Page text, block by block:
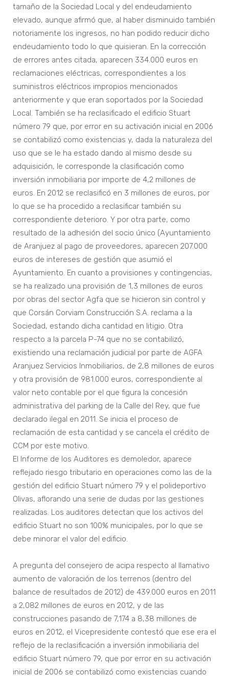
tamaño de la Sociedad Local y del endeudamiento
elevado, aunque afirmó que, al haber disminuido también
notoriamente los ingresos, no han podido reducir dicho
endeudamiento todo lo que quisieran. En la corrección
de errores antes citada, aparecen 334.000 euros en
reclamaciones eléctricas, correspondientes a los
suministros eléctricos impropios mencionados
anteriormente y que eran soportados por la Sociedad
Local. También se ha reclasificado el edificio Stuart
número 79 que, por error en su activación inicial en 2006
se contabilizó como existencias y, dada la naturaleza del
uso que se le ha estado dando al mismo desde su
adquisición, le corresponde la clasificación como
inversión inmobiliaria por importe de 4,2 millones de
euros. En 2012 se reclasificó en 3 millones de euros, por
lo que se ha procedido a reclasificar también su
correspondiente deterioro. Y por otra parte, como
resultado de la adhesión del socio único (Ayuntamiento
de Aranjuez al pago de proveedores, aparecen 207.000
euros de intereses de gestión que asumió el
Ayuntamiento. En cuanto a provisiones y contingencias,
se ha realizado una provisión de 1,3 millones de euros
por obras del sector Agfa que se hicieron sin control y
que Corsán Corviam Construcción S.A. reclama a la
Sociedad, estando dicha cantidad en litigio. Otra
respecto a la parcela P-74 que no se contabilizó,
existiendo una reclamación judicial por parte de AGFA
Aranjuez Servicios Inmobiliarios, de 2,8 millones de euros
y otra provisión de 981.000 euros, correspondiente al
valor neto contable por el que figura la concesión
administrativa del parking de la Calle del Rey, que fue
declarado ilegal en 2011. Se inicia el proceso de
reclamación de esta cantidad y se cancela el crédito de
CCM por este motivo.
El Informe de los Auditores es demoledor, aparece
reflejado riesgo tributario en operaciones como las de la
gestión del edificio Stuart número 79 y el polideportivo
Olivas, aflorando una serie de dudas por las gestiones
realizadas. Los auditores detectan que los activos del
edificio Stuart no son 100% municipales, por lo que se
debe minorar el valor del edificio.
A pregunta del consejero de acipa respecto al llamativo
aumento de valoración de los terrenos (dentro del
balance de resultados de 2012) de 439.000 euros en 2011
a 2,082 millones de euros en 2012, y de las
construcciones pasando de 7,174 a 8,38 millones de
euros en 2012, el Vicepresidente contestó que ese era el
reflejo de la reclasificación a inversión inmobiliaria del
edificio Stuart número 79, que por error en su activación
inicial de 2006 se contabilizó como existencias cuando